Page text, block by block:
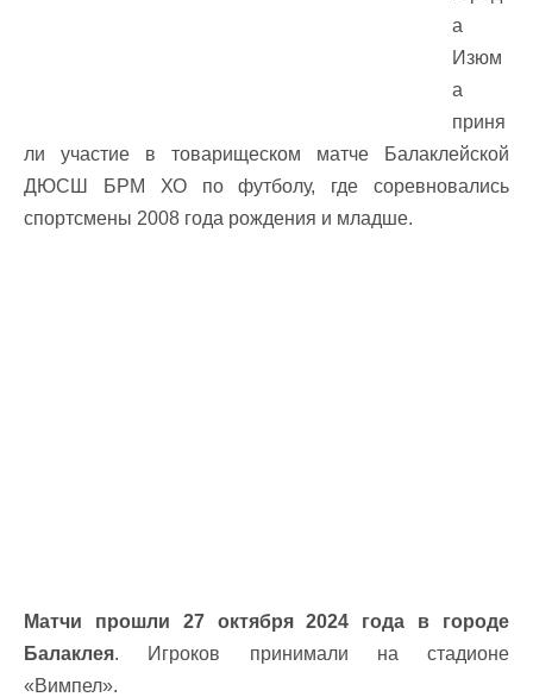
а
Изюм
а
приня
ли участие в товарищеском матче Балаклейской
ДЮСШ БРМ ХО по футболу, где соревновались
спортсмены 2008 года рождения и младше.
Матчи прошли 27 октября 2024 года в городе
Балаклея. Игроков принимали на стадионе
«Вимпел».